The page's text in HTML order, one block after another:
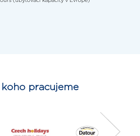
koho pracujeme